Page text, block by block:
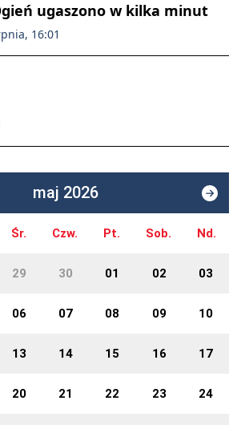
ugaszono w kilka minut
16:01
maj 2026
Śr. Czw. Pt. Sob. Nd.
29 30 01 02 03
06 07 08 09 10
13 14 15 16 17
20 21 22 23 24